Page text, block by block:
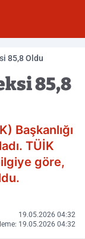
85,8 Oldu
85,8
Başkanlığı
TÜİK
göre,
19.05.2026 04:32
19.05.2026 04:32